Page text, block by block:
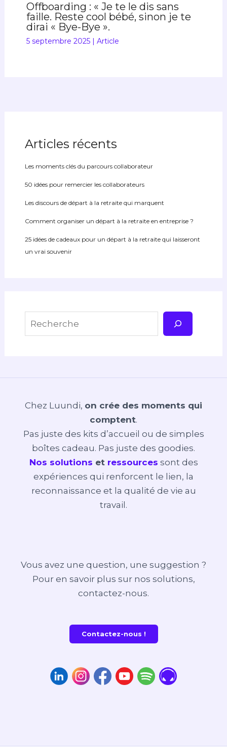
Offboarding : « Je te le dis sans
faille. Reste cool bébé, sinon je te
dirai « Bye-Bye ».
5 septembre 2025 Article
Articles récents
Les moments clés du parcours collaborateur
50 idées pour remercier les collaborateurs
Les discours de départ à la retraite qui marquent
Comment organiser un départ à la retraite en entreprise ?
25 idées de cadeaux pour un départ à la retraite qui laisseront
un vrai souvenir
Rechercher
Chez Luundi, on crée des moments qui
comptent.
Pas juste des kits d’accueil ou de simples
boîtes cadeau. Pas juste des goodies.
Nos solutions et ressources sont des
expériences qui renforcent le lien, la
reconnaissance et la qualité de vie au
travail.
Vous avez une question, une suggestion ?
Pour en savoir plus sur nos solutions,
contactez-nous.
Contactez-nous !